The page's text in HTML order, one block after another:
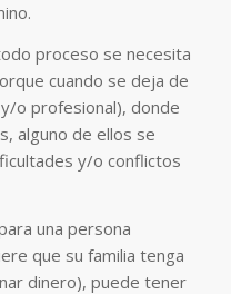
proceso se necesita
cuando se deja de
o profesional), donde
alguno de ellos se
y/o conflictos
una persona
que su familia tenga
dinero), puede tener